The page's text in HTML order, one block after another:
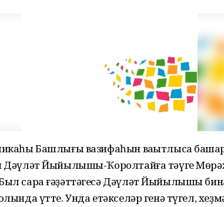
Башлығы вазифаһын ваҡытлыса
Дәүләт Йыйылышы-Ҡоролтайға тәүге
сара ғәҙәттәгесә Дәүләт Йыйылышы
үтте. Унда етәкселәр генә түгел,